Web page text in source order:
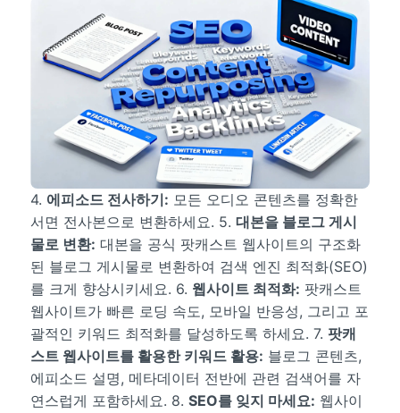
4. 에피소드 전사하기: 모든 오디오 콘텐츠를 정확한
서면 전사본으로 변환하세요. 5. 대본을 블로그 게시
물로 변환: 대본을 공식 팟캐스트 웹사이트의 구조화
된 블로그 게시물로 변환하여 검색 엔진 최적화(SEO)
를 크게 향상시키세요. 6. 웹사이트 최적화: 팟캐스트
웹사이트가 빠른 로딩 속도, 모바일 반응성, 그리고 포
괄적인 키워드 최적화를 달성하도록 하세요. 7. 팟캐
스트 웹사이트를 활용한 키워드 활용: 블로그 콘텐츠,
에피소드 설명, 메타데이터 전반에 관련 검색어를 자
연스럽게 포함하세요. 8. SEO를 잊지 마세요: 웹사이